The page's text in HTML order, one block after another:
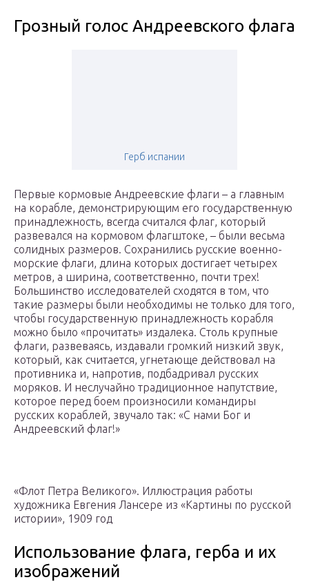
Грозный голос Андреевского флага
Герб испании
Первые кормовые Андреевские флаги – а главным
на корабле, демонстрирующим его государственную
принадлежность, всегда считался флаг, который
развевался на кормовом флагштоке, – были весьма
солидных размеров. Сохранились русские военно-
морские флаги, длина которых достигает четырех
метров, а ширина, соответственно, почти трех!
Большинство исследователей сходятся в том, что
такие размеры были необходимы не только для того,
чтобы государственную принадлежность корабля
можно было «прочитать» издалека. Столь крупные
флаги, развеваясь, издавали громкий низкий звук,
который, как считается, угнетающе действовал на
противника и, напротив, подбадривал русских
моряков. И неслучайно традиционное напутствие,
которое перед боем произносили командиры
русских кораблей, звучало так: «С нами Бог и
Андреевский флаг!»
«Флот Петра Великого». Иллюстрация работы
художника Евгения Лансере из «Картины по русской
истории», 1909 год
Использование флага, герба и их
изображений